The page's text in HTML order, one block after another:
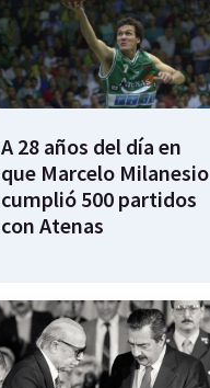
A 28 años del día en
que Marcelo Milanesio
cumplió 500 partidos
con Atenas